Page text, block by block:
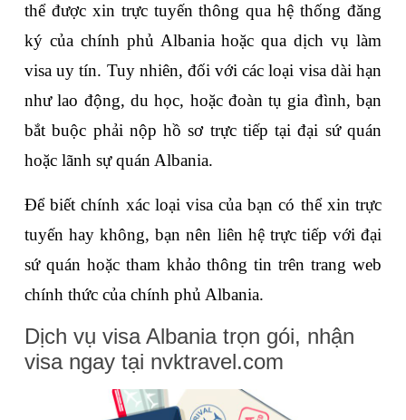
thể được xin trực tuyến thông qua hệ thống đăng
ký của chính phủ Albania hoặc qua dịch vụ làm
visa uy tín. Tuy nhiên, đối với các loại visa dài hạn
như lao động, du học, hoặc đoàn tụ gia đình, bạn
bắt buộc phải nộp hồ sơ trực tiếp tại đại sứ quán
hoặc lãnh sự quán Albania.
Để biết chính xác loại visa của bạn có thể xin trực
tuyến hay không, bạn nên liên hệ trực tiếp với đại
sứ quán hoặc tham khảo thông tin trên trang web
chính thức của chính phủ Albania.
Dịch vụ visa Albania trọn gói, nhận
visa ngay tại nvktravel.com